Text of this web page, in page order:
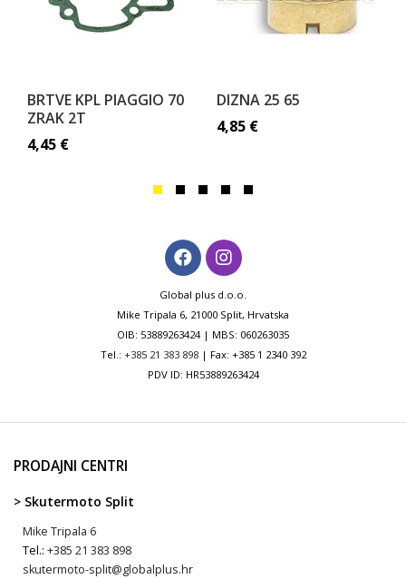
BRTVE KPL PIAGGIO 70
ZRAK 2T
4,45 €
DIZNA 25 65
4,85 €
Global plus d.o.o.
Mike Tripala 6, 21000 Split, Hrvatska
OIB: 53889263424 | MBS: 060263035
Tel.: +385 21 383 898| Fax: +385 1 2340 392
PDV ID: HR53889263424
PRODAJNI CENTRI
> Skutermoto Split
Mike Tripala 6
Tel.: +385 21 383 898
skutermoto-split@globalplus.hr